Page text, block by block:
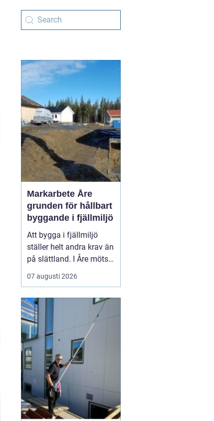
Markarbete Åre
grunden för hållbart
byggande i fjällmiljö
Att bygga i fjällmiljö
ställer helt andra krav än
på slättland. I Åre möts
hårt klimat, kuperad
terräng och känsliga
planerar hus, väg,
parkering eller tomt här
behöver börja i rätt ände:
ett genomtänkt och
noggrant markarbete.
N...
07 augusti 2026